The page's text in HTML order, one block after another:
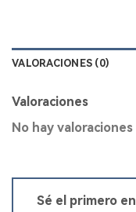
VALORACIONES (0)
Valoraciones
No hay valoraciones
Sé el primero